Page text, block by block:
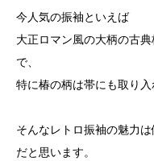
今人気の振袖といえば
大正ロマン風の大柄の古
で、
特に椿の柄は帯にも取り入
そんなレトロ振袖の魅力
だと思います。